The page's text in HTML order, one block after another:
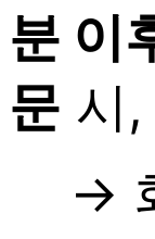
분 이
문 시,
→